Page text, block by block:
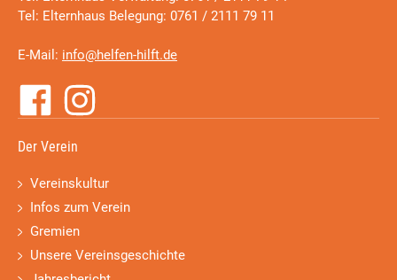
Tel: Elternhaus Belegung: 0761 / 2111 79 11
E-Mail: info@helfen-hilft.de
Der Verein
Vereinskultur
Infos zum Verein
Gremien
Unsere Vereinsgeschichte